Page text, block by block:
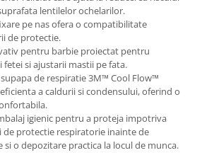
lentilelor ochelarilor.
pe nas ofera o compatibilitate
de protectie.
pentru barbie proiectat pentru
fetei si ajustarii mastii pe fata.
de respiratie 3M™ Cool Flow™
a caldurii si condensului, oferind o
igienic pentru a proteja impotriva
protectie respiratorie inainte de
si o depozitare practica la locul de munca.